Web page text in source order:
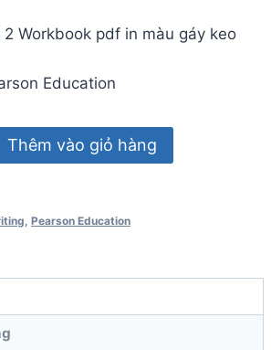
2 Workbook pdf in màu gáy keo
Education
Thêm vào giỏ hàng
Pearson Education